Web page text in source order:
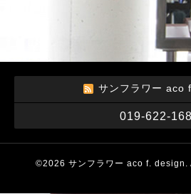
サンフラワー aco
019-622-
©2026 サンフラワー aco f. design .